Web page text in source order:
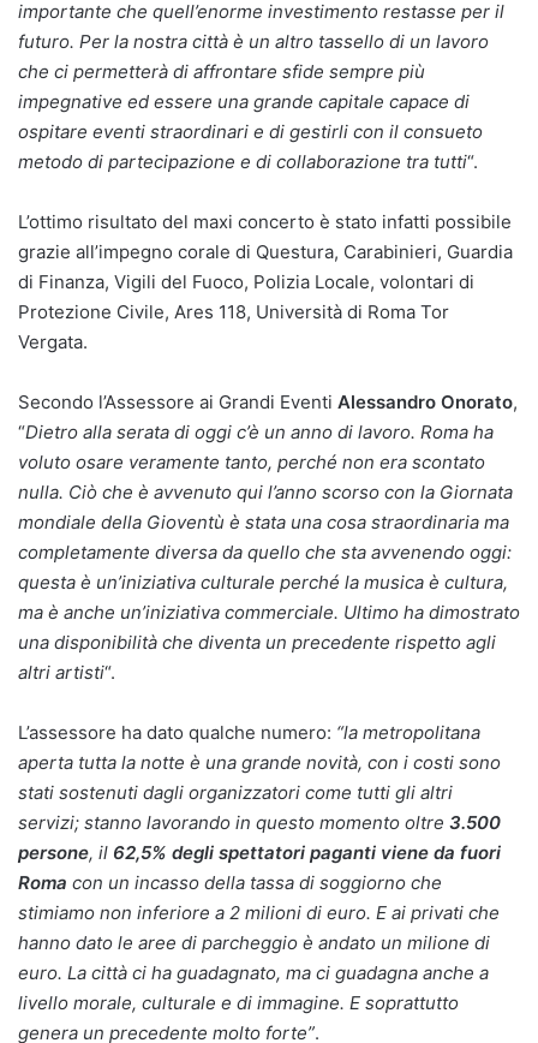
importante che quell’enorme investimento restasse per il
futuro. Per la nostra città è un altro tassello di un lavoro
che ci permetterà di affrontare sfide sempre più
impegnative ed essere una grande capitale capace di
ospitare eventi straordinari e di gestirli con il consueto
metodo di partecipazione e di collaborazione tra tutti“.
L’ottimo risultato del maxi concerto è stato infatti possibile
grazie all’impegno corale di Questura, Carabinieri, Guardia
di Finanza, Vigili del Fuoco, Polizia Locale, volontari di
Protezione Civile, Ares 118, Università di Roma Tor
Vergata.
Secondo l’Assessore ai Grandi Eventi Alessandro Onorato,
“Dietro alla serata di oggi c’è un anno di lavoro. Roma ha
voluto osare veramente tanto, perché non era scontato
nulla. Ciò che è avvenuto qui l’anno scorso con la Giornata
mondiale della Gioventù è stata una cosa straordinaria ma
completamente diversa da quello che sta avvenendo oggi:
questa è un’iniziativa culturale perché la musica è cultura,
ma è anche un’iniziativa commerciale. Ultimo ha dimostrato
una disponibilità che diventa un precedente rispetto agli
altri artisti“.
L’assessore ha dato qualche numero: “la metropolitana
aperta tutta la notte è una grande novità, con i costi sono
stati sostenuti dagli organizzatori come tutti gli altri
servizi; stanno lavorando in questo momento oltre 3.500
persone, il 62,5% degli spettatori paganti viene da fuori
Roma con un incasso della tassa di soggiorno che
stimiamo non inferiore a 2 milioni di euro. E ai privati che
hanno dato le aree di parcheggio è andato un milione di
euro. La città ci ha guadagnato, ma ci guadagna anche a
livello morale, culturale e di immagine. E soprattutto
genera un precedente molto forte”.